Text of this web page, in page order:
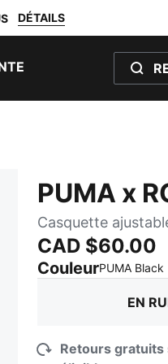
DÉTAILS
PUMA x
Casquette
CAD $60.00
CouleurPUMA Black
EN
Retours